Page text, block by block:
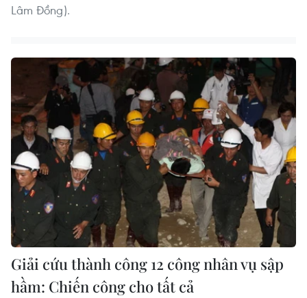
Lâm Đồng).
Giải cứu thành công 12 công nhân vụ sập
hầm: Chiến công cho tất cả